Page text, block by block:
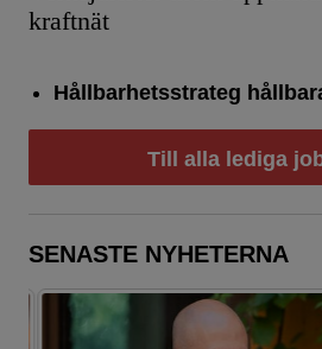
kraftnät
Hållbarhetsstrateg
Till alla lediga
SENASTE NYHETERNA